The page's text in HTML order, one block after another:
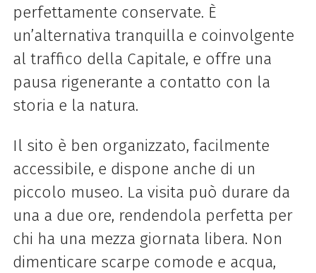
perfettamente conservate. È
un’alternativa tranquilla e coinvolgente
al traffico della Capitale, e offre una
pausa rigenerante a contatto con la
storia e la natura.
Il sito è ben organizzato, facilmente
accessibile, e dispone anche di un
piccolo museo. La visita può durare da
una a due ore, rendendola perfetta per
chi ha una mezza giornata libera. Non
dimenticare scarpe comode e acqua,